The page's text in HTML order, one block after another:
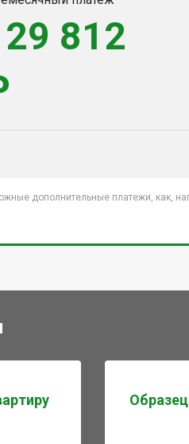
812
дополнительные платежи, как,